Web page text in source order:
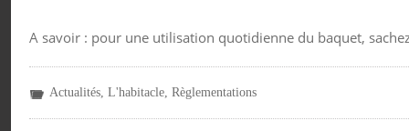
A savoir : pour une utilisation quotidienne du baquet,
Actualités, L'habitacle, Règlementations